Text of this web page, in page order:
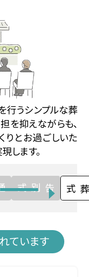
行うシンプルな葬
を抑えながらも、
りとお過ごしいた
します。
告別式 火葬式
ています